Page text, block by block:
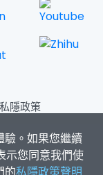
。如果您繼續
示您同意我們使
私隱政策